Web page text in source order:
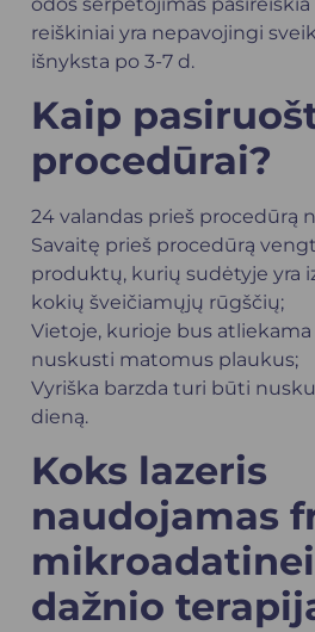
reiškiniai yra nepavojingi
išnyksta po 3-7 d.
Kaip
procedūrai?
24 valandas prieš procedūrą
Savaitę prieš procedūrą
produktų, kurių sudėtyje yra
kokių šveičiamųjų rūgščių;
Vietoje, kurioje bus
nuskusti matomus plaukus;
Vyriška barzda turi būti
dieną.
Koks lazeris
naudojamas
dažnio